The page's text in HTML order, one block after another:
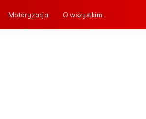
Motoryzacja O wszystkim …